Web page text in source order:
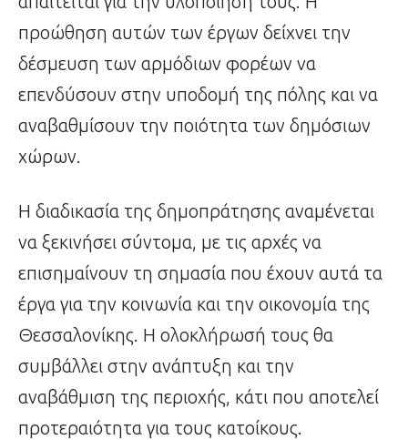
προώθηση αυτών των έργων δείχνει την
δέσμευση των αρμόδιων φορέων να
επενδύσουν στην υποδομή της πόλης και να
αναβαθμίσουν την ποιότητα των δημόσιων
χώρων.
Η διαδικασία της δημοπράτησης αναμένεται
να ξεκινήσει σύντομα, με τις αρχές να
επισημαίνουν τη σημασία που έχουν αυτά τα
έργα για την κοινωνία και την οικονομία της
Θεσσαλονίκης. Η ολοκλήρωσή τους θα
συμβάλλει στην ανάπτυξη και την
αναβάθμιση της περιοχής, κάτι που αποτελεί
προτεραιότητα για τους κατοίκους.